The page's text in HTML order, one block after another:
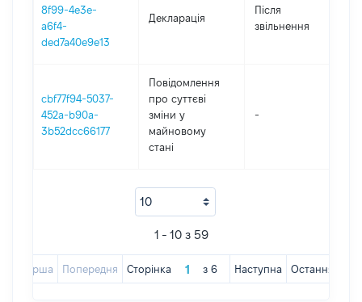
8f99-4e3e-
a6f4-
ded7a40e9e13
Декларація
Після
звільнення
cbf77f94-5037-
452a-b90a-
3b52dcc66177
Повідомлення
про суттєві
зміни y
майновому
стані
-
1 - 10 з 59
Перша Попередня Сторінка з 6 Наступна Остання